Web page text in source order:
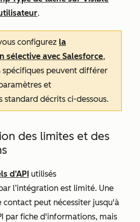
.
configurez la
sélective avec Salesforce,
spécifiques peuvent différer
et
décrits ci-dessous.
des limites et des
d’API utilisés
l’intégration est limité. Une
contact peut nécessiter jusqu'à
par fiche d'informations, mais